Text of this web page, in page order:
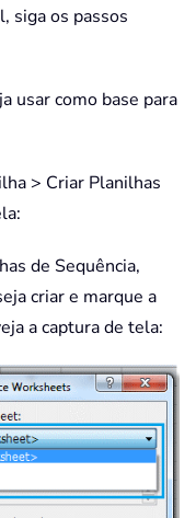
siga os passos
usar como base para
> Criar Planilhas
de Sequência,
criar e marque a
a captura de tela: